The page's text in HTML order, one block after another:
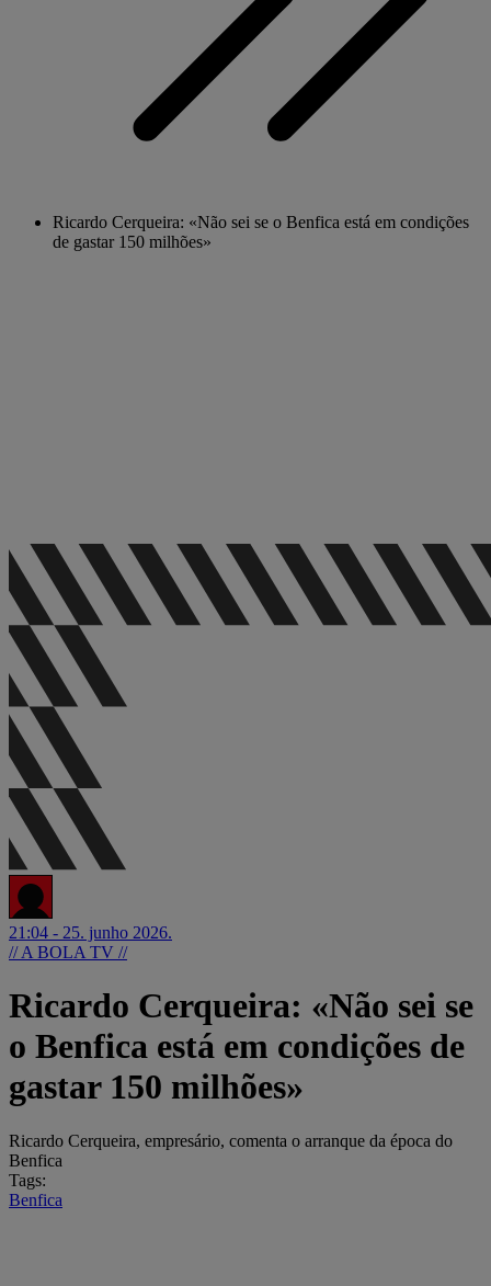
Ricardo Cerqueira: «Não sei se o Benfica está em condições
de gastar 150 milhões»
21:04 - 25. junho 2026.
// A BOLA TV //
Ricardo Cerqueira: «Não sei se
o Benfica está em condições de
gastar 150 milhões»
Ricardo Cerqueira, empresário, comenta o arranque da época do
Benfica
Tags:
Benfica